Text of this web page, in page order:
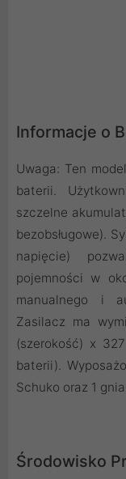
Informacje o
Uwaga: Ten
baterii.
szczelne
bezobsługowe).
napięcie)
pojemności w
manualnego i
Zasilacz ma
(szerokość) x
baterii).
Schuko oraz 1
Środowisko